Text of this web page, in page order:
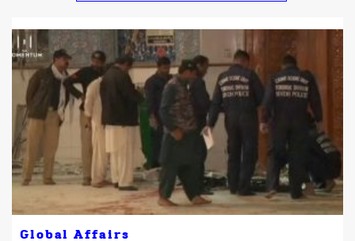
Global Affairs